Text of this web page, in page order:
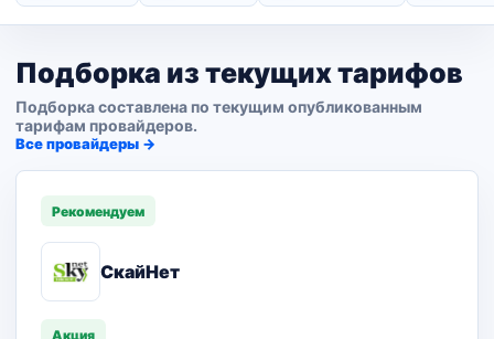
Подборка из текущих тарифов
Подборка составлена по текущим опубликованным
тарифам провайдеров.
Все провайдеры →
Рекомендуем
СкайНет
Акция